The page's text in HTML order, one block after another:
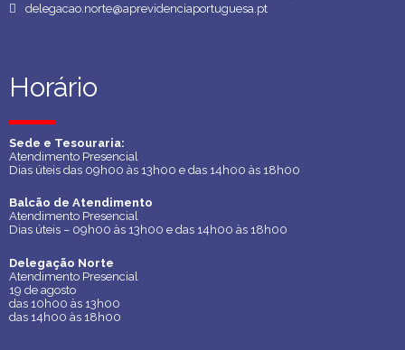
delegacao.norte@aprevidenciaportuguesa.pt
Horário
Horário
Sede e Tesouraria:
Atendimento Presencial
Dias úteis das 09h00 às 13h00 e das 14h00 às 18h00
Sede e Tesouraria:
Atendimento Presencial
Dias úteis das 09h00 às 13h00 e das 14h00 às 18h00
Balcão de Atendimento
Atendimento Presencial
Dias úteis – 09h00 às 13h00 e das 14h00 às 18h00
Balcão de Atendimento
Atendimento Presencial
Dias úteis – 09h00 às 13h00 e das 14h00 às 18h00
Delegação Norte
Atendimento Presencial
19 de agosto
das 10h00 às 13h00
das 14h00 às 18h00
Delegação Norte
Atendimento Presencial
19 de agosto
das 10h00 às 13h00
das 14h00 às 18h00